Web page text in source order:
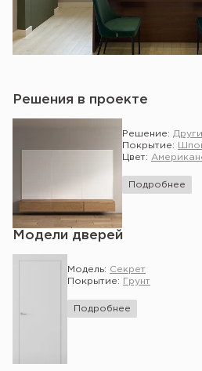
Решения в проекте
Решение:
Покрытие:
Цвет:
Подробнее
Модели дверей
Модель: Секрет
Покрытие:
Грунт
Подробнее